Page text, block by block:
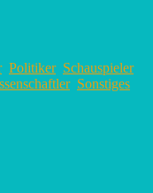
Politiker Schauspieler
Sonstiges